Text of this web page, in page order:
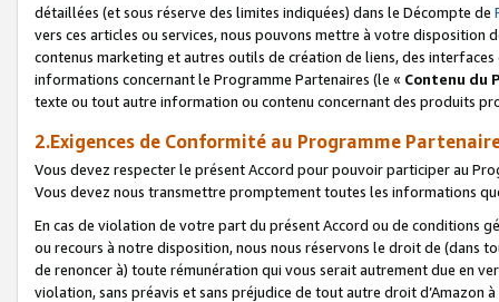
détaillées (et sous réserve des limites indiquées) dans le Décompte de
vers ces articles ou services, nous pouvons mettre à votre disposition
contenus marketing et autres outils de création de liens, des
informations concernant le Programme Partenaires (le « Contenu du
texte ou tout autre information ou contenu concernant des produits
2.Exigences de Conformité au Programme
Vous devez respecter le présent Accord pour pouvoir participer au
Vous devez nous transmettre promptement toutes les informations
En cas de violation de votre part du présent Accord ou de conditions
ou recours à notre disposition, nous nous réservons le droit de (dans
de renoncer à) toute rémunération qui vous serait autrement due en
violation, sans préavis et sans préjudice de tout autre droit